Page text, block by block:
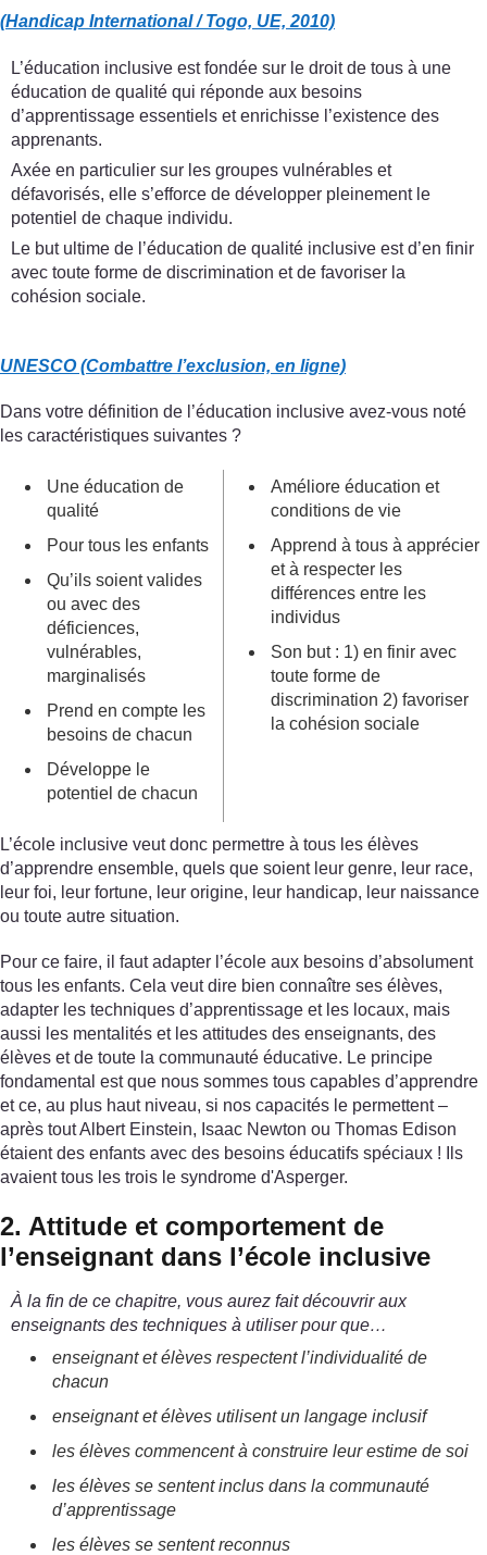
(Handicap International / Togo, UE, 2010)
L’éducation inclusive est fondée sur le droit de tous à une
éducation de qualité qui réponde aux besoins
d’apprentissage essentiels et enrichisse l’existence des
apprenants.
Axée en particulier sur les groupes vulnérables et
défavorisés, elle s’efforce de développer pleinement le
potentiel de chaque individu.
Le but ultime de l’éducation de qualité inclusive est d’en finir
avec toute forme de discrimination et de favoriser la
cohésion sociale.
UNESCO (Combattre l’exclusion, en ligne)
Dans votre définition de l’éducation inclusive avez-vous noté
les caractéristiques suivantes ?
Une éducation de
qualité
Pour tous les enfants
Qu’ils soient valides
ou avec des
déficiences,
vulnérables,
marginalisés
Prend en compte les
besoins de chacun
Développe le
potentiel de chacun
Améliore éducation et
conditions de vie
Apprend à tous à apprécier
et à respecter les
différences entre les
individus
Son but : 1) en finir avec
toute forme de
discrimination 2) favoriser
la cohésion sociale
L’école inclusive veut donc permettre à tous les élèves
d’apprendre ensemble, quels que soient leur genre, leur race,
leur foi, leur fortune, leur origine, leur handicap, leur naissance
ou toute autre situation.
Pour ce faire, il faut adapter l’école aux besoins d’absolument
tous les enfants. Cela veut dire bien connaître ses élèves,
adapter les techniques d’apprentissage et les locaux, mais
aussi les mentalités et les attitudes des enseignants, des
élèves et de toute la communauté éducative. Le principe
fondamental est que nous sommes tous capables d’apprendre
et ce, au plus haut niveau, si nos capacités le permettent –
après tout Albert Einstein, Isaac Newton ou Thomas Edison
étaient des enfants avec des besoins éducatifs spéciaux ! Ils
avaient tous les trois le syndrome d'Asperger.
2. Attitude et comportement de
l’enseignant dans l’école inclusive
À la fin de ce chapitre, vous aurez fait découvrir aux
enseignants des techniques à utiliser pour que…
enseignant et élèves respectent l’individualité de
chacun
enseignant et élèves utilisent un langage inclusif
les élèves commencent à construire leur estime de soi
les élèves se sentent inclus dans la communauté
d’apprentissage
les élèves se sentent reconnus